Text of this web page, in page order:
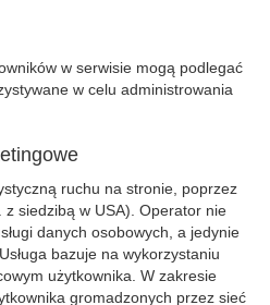
w serwisie mogą podlegać
w celu administrowania
ruchu na stronie, poprzez
siedzibą w USA). Operator nie
danych osobowych, a jedynie
bazuje na wykorzystaniu
użytkownika. W zakresie
gromadzonych przez sieć